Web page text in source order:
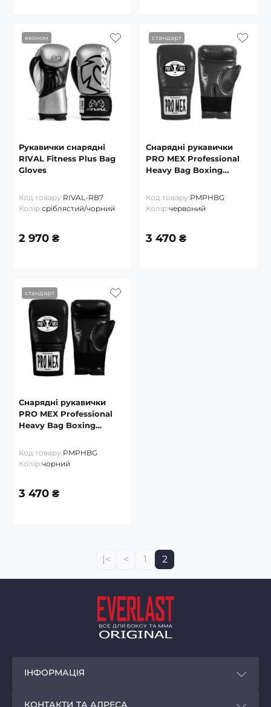
економ
Рукавички снарядні
RIVAL Fitness Plus Bag
Gloves
Код товару:RIVAL-RB7
Колір:сріблястий/чорний
2 970 ₴
стандарт
Снарядні рукавички
PRO MEX Professional
Heavy Bag Boxing
Код товару:PMPHBG
Колір:червоний
3 470 ₴
стандарт
Снарядні рукавички
PRO MEX Professional
Heavy Bag Boxing
Код товару:PMPHBG
Колір:чорний
3 470 ₴
|< < 1 2
ІНФОРМАЦІЯ
КОНТАКТИ ТА АДРЕСА